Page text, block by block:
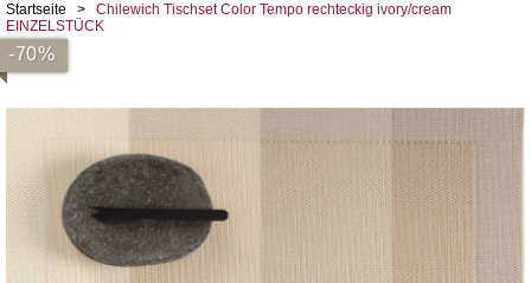
Startseite >
Chilewich Tischset Color Tempo rechteckig ivory/cream
EINZELSTÜCK
-70%